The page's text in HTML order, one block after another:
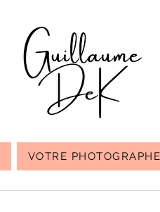
VOTRE PHOTOGRAPHE